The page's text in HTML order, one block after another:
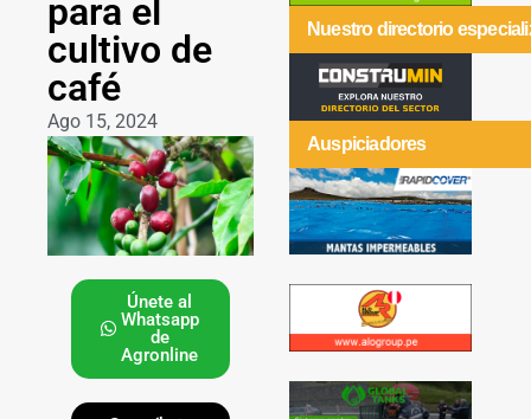
para el
cultivo de
café
Ago 15, 2024
Únete al
Whatsapp
de
Agronline
Nuestro directorio
Auspiciadores